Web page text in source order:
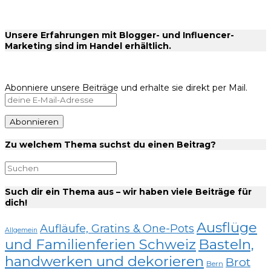
Unsere Erfahrungen mit Blogger- und Influencer-
Marketing sind im Handel erhältlich.
Abonniere unsere Beiträge und erhalte sie direkt per Mail.
Zu welchem Thema suchst du einen Beitrag?
Such dir ein Thema aus – wir haben viele Beiträge für
dich!
Allgemein Aufläufe, Gratins & One-Pots Ausflüge
und Familienferien Schweiz Basteln,
handwerken und dekorieren Bern Brot